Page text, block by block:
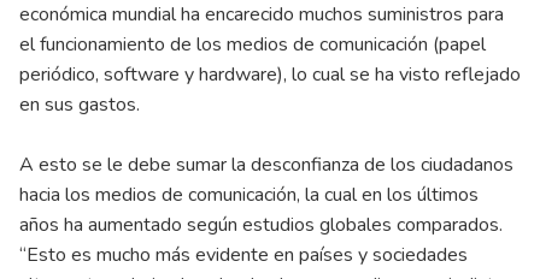
económica mundial ha encarecido muchos suministros para
el funcionamiento de los medios de comunicación (papel
periódico, software y hardware), lo cual se ha visto reflejado
en sus gastos.
A esto se le debe sumar la desconfianza de los ciudadanos
hacia los medios de comunicación, la cual en los últimos
años ha aumentado según estudios globales comparados.
“Esto es mucho más evidente en países y sociedades